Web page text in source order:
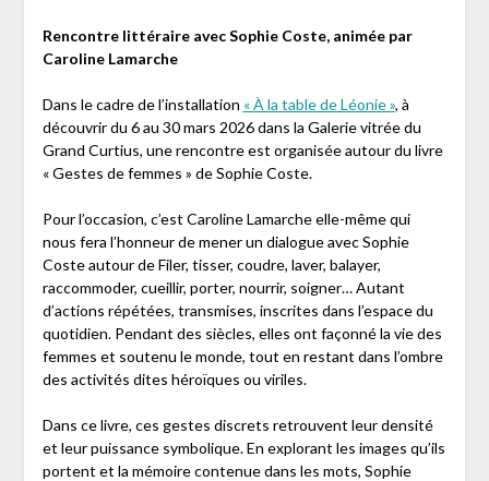
Rencontre littéraire avec Sophie Coste, animée par
Caroline Lamarche
Dans le cadre de l’installation « À la table de Léonie », à
découvrir du 6 au 30 mars 2026 dans la Galerie vitrée du
Grand Curtius, une rencontre est organisée autour du livre
« Gestes de femmes » de Sophie Coste.
Pour l’occasion, c’est Caroline Lamarche elle-même qui
nous fera l’honneur de mener un dialogue avec Sophie
Coste autour de Filer, tisser, coudre, laver, balayer,
raccommoder, cueillir, porter, nourrir, soigner… Autant
d’actions répétées, transmises, inscrites dans l’espace du
quotidien. Pendant des siècles, elles ont façonné la vie des
femmes et soutenu le monde, tout en restant dans l’ombre
des activités dites héroïques ou viriles.
Dans ce livre, ces gestes discrets retrouvent leur densité
et leur puissance symbolique. En explorant les images qu’ils
portent et la mémoire contenue dans les mots, Sophie